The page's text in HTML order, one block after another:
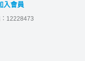
入會員
12228473